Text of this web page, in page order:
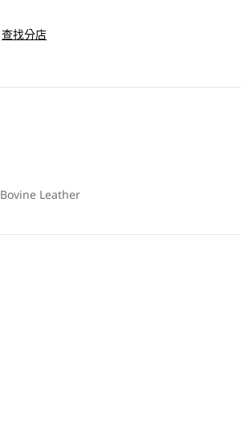
查找分店
Leather